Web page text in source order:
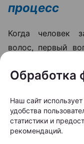
процесс
Когда человек
волос, первый
причины
У женщин
связано с
Обработка
Наш сайт
удобства
статистики и
рекомендаций.